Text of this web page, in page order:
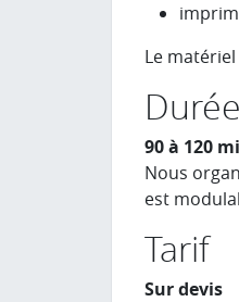
Le
Durée
90 à 120
Nous
est
Tarif
Sur devis